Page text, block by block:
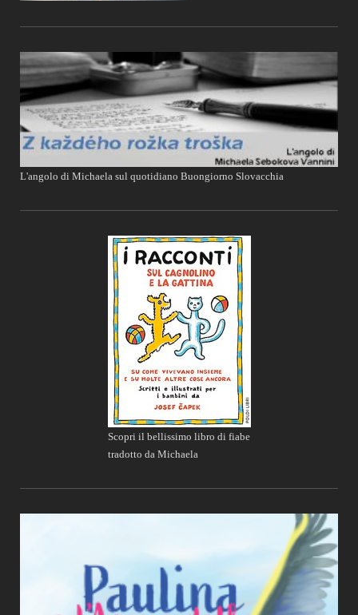
L'angolo di Michaela sul quotidiano Buongiorno Slovacchia
Scopri il bellissimo libro di fiabe
tradotto da Michaela